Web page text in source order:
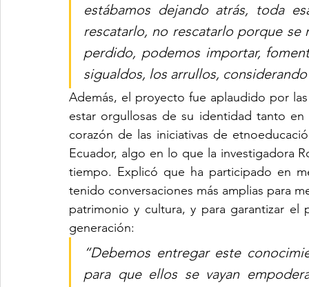
estábamos dejando atrás, toda
rescatarlo, no rescatarlo porque
perdido, podemos importar,
sigualdos, los arrullos,
Además, el proyecto fue aplaudido por
estar orgullosas de su identidad tanto
corazón de las iniciativas de
Ecuador, algo en lo que la investigadora
tiempo. Explicó que ha participado en
tenido conversaciones más amplias para
patrimonio y cultura, y para garantizar
generación:
“Debemos entregar este
para que ellos se vayan